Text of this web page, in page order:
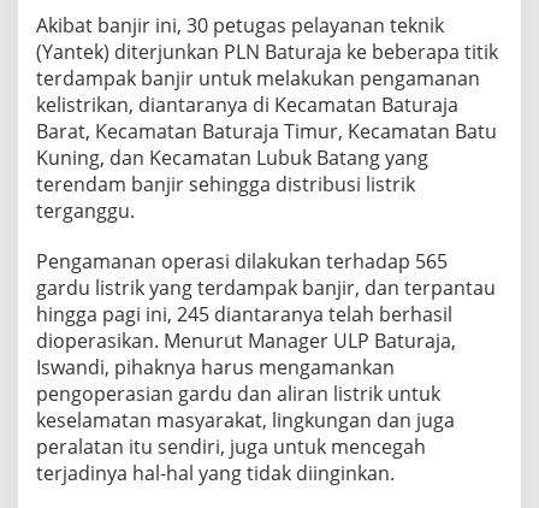
Akibat banjir ini, 30 petugas pelayanan teknik
(Yantek) diterjunkan PLN Baturaja ke beberapa titik
terdampak banjir untuk melakukan pengamanan
kelistrikan, diantaranya di Kecamatan Baturaja
Barat, Kecamatan Baturaja Timur, Kecamatan Batu
Kuning, dan Kecamatan Lubuk Batang yang
terendam banjir sehingga distribusi listrik
terganggu.
Pengamanan operasi dilakukan terhadap 565
gardu listrik yang terdampak banjir, dan terpantau
hingga pagi ini, 245 diantaranya telah berhasil
dioperasikan. Menurut Manager ULP Baturaja,
Iswandi, pihaknya harus mengamankan
pengoperasian gardu dan aliran listrik untuk
keselamatan masyarakat, lingkungan dan juga
peralatan itu sendiri, juga untuk mencegah
terjadinya hal-hal yang tidak diinginkan.